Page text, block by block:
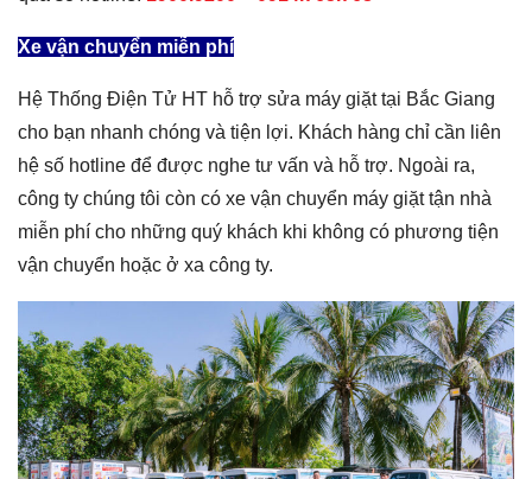
Xe vận chuyển miễn phí
Hệ Thống Điện Tử HT hỗ trợ sửa máy giặt tại Bắc Giang
cho bạn nhanh chóng và tiện lợi. Khách hàng chỉ cần liên
hệ số hotline để được nghe tư vấn và hỗ trợ. Ngoài ra,
công ty chúng tôi còn có xe vận chuyển máy giặt tận nhà
miễn phí cho những quý khách khi không có phương tiện
vận chuyển hoặc ở xa công ty.